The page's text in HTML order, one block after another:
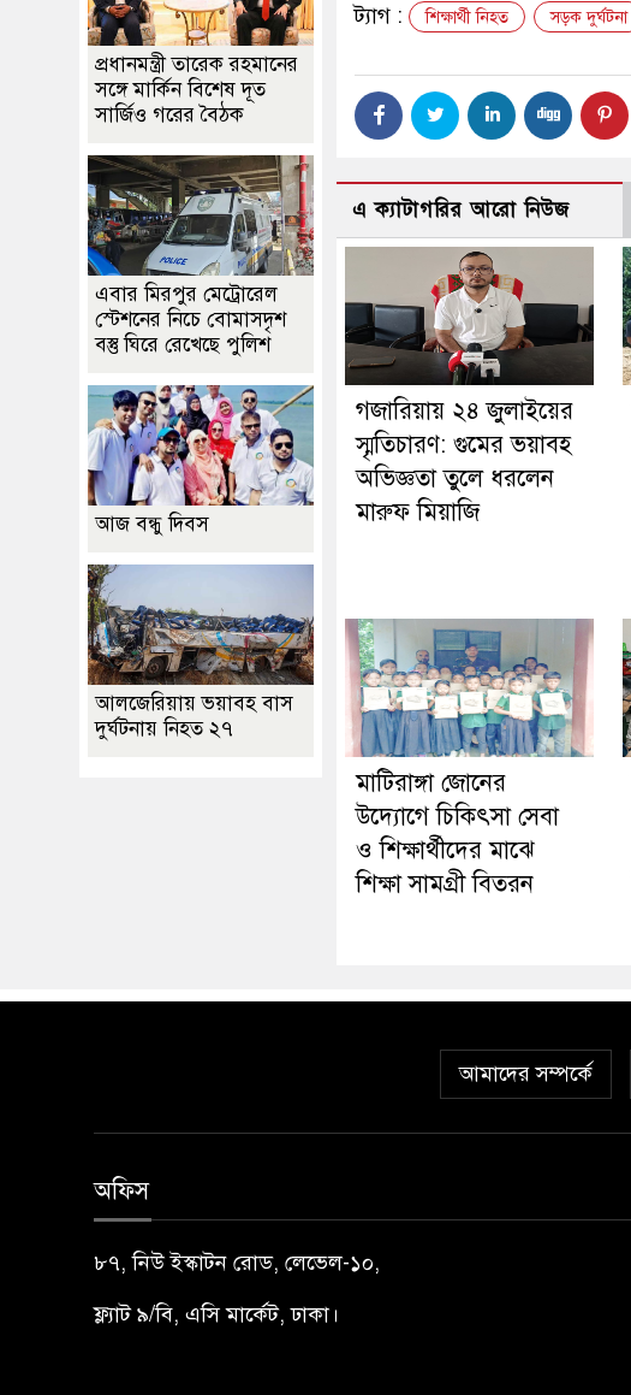
ট্যাগ : শিক্ষার্থী নিহত সড়ক দুর্ঘটনা
এ ক্যাটাগরির আরো নিউজ
গজারিয়ায় ২৪ জুলাইয়ের
স্মৃতিচারণ: গুমের ভয়াবহ
অভিজ্ঞতা তুলে ধরলেন
মারুফ মিয়াজি
মাটিরাঙ্গা জোনের
উদ্যোগে চিকিৎসা সেবা
ও শিক্ষার্থীদের মাঝে
শিক্ষা সামগ্রী বিতরন
প্রধানমন্ত্রী তারেক রহমানের
সঙ্গে মার্কিন বিশেষ দূত
সার্জিও গরের বৈঠক
এবার মিরপুর মেট্রোরেল
স্টেশনের নিচে বোমাসদৃশ
বস্তু ঘিরে রেখেছে পুলিশ
আজ বন্ধু দিবস
আলজেরিয়ায় ভয়াবহ বাস
দুর্ঘটনায় নিহত ২৭
আমাদের সম্পর্কে
অফিস
৮৭, নিউ ইস্কাটন রোড, লেভেল-১০,
ফ্ল্যাট ৯/বি, এসি মার্কেট, ঢাকা।